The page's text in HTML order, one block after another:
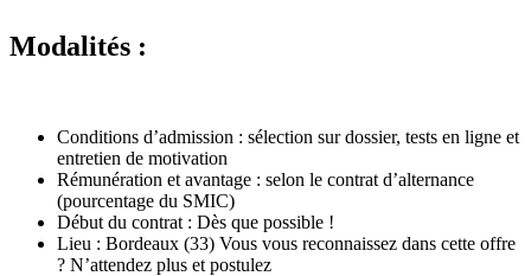
Modalités :
Conditions d’admission : sélection sur dossier, tests en ligne et
entretien de motivation
Rémunération et avantage : selon le contrat d’alternance
(pourcentage du SMIC)
Début du contrat : Dès que possible !
Lieu : Bordeaux (33) Vous vous reconnaissez dans cette offre
? N’attendez plus et postulez